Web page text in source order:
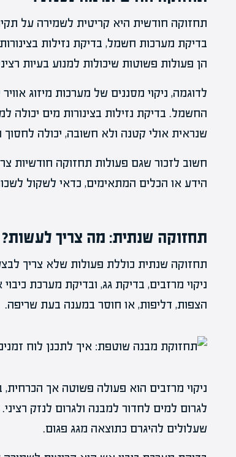
תחזוקה חודשית היא קריטית לשמירה על
בדיקת מערכות חשמל, בדיקת נזילות
הן פעולות פשוטות שיכולות למנוע בעיות
לדוגמה, ניקוי מסננים של מערכות מיזוג
החשמל. בדיקת נזילות בצינורות מים יכולה
שנראית אולי קטנה ולא חשובה, יכולה
חשוב לזכור שגם פעולות תחזוקה חודשיות
הידע או הכלים המתאימים, כדאי לשקול
תחזוקה שנתית: מה צריך לעשות?
תחזוקה שנתית כוללת פעולות שלא צריך
ניקוי מרזבים, בדיקת גג, ובדיקת מערכת
הצפות, דליפות, או חוסר במענה בעת שריפה.
ניקוי מרזבים הוא פעולה פשוטה אך הכרחית,
לגרום למים לחדור למבנה ולגרום לנזק
שעלולים להיגרם כתוצאה מגג פגום.